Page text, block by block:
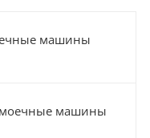
машины
машины